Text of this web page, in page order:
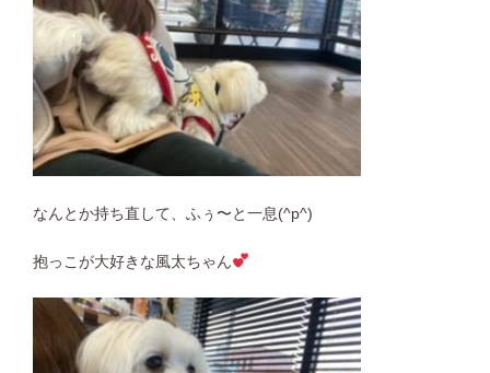
なんとか持ち直して、ふぅ〜と一息(^p^)
抱っこが大好きな風太ちゃん